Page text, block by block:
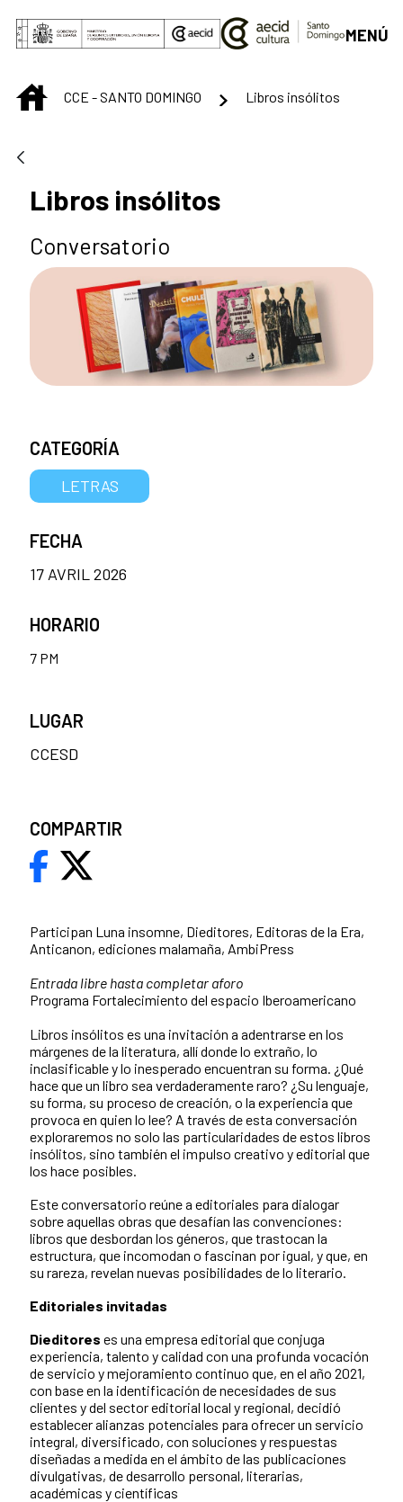
Saut au contenu principal
MENÚ
INICIOCCE - SANTO DOMINGO Libros insólitos
Libros insólitos
Conversatorio
Participan Luna insomne, Dieditores, Editoras de la Era,
Anticanon, ediciones malamaña, AmbiPress
Entrada libre hasta completar aforo
Programa Fortalecimiento del espacio Iberoamericano
Libros insólitos es una invitación a adentrarse en los
márgenes de la literatura, allí donde lo extraño, lo
inclasificable y lo inesperado encuentran su forma. ¿Qué
hace que un libro sea verdaderamente raro? ¿Su lenguaje,
su forma, su proceso de creación, o la experiencia que
provoca en quien lo lee? A través de esta conversación
exploraremos no solo las particularidades de estos libros
insólitos, sino también el impulso creativo y editorial que
los hace posibles.
Este conversatorio reúne a editoriales para dialogar
sobre aquellas obras que desafían las convenciones:
libros que desbordan los géneros, que trastocan la
estructura, que incomodan o fascinan por igual, y que, en
su rareza, revelan nuevas posibilidades de lo literario.
Editoriales invitadas
Dieditores es una empresa editorial que conjuga
experiencia, talento y calidad con una profunda vocación
de servicio y mejoramiento continuo que, en el año 2021,
con base en la identificación de necesidades de sus
clientes y del sector editorial local y regional, decidió
establecer alianzas potenciales para ofrecer un servicio
integral, diversificado, con soluciones y respuestas
diseñadas a medida en el ámbito de las publicaciones
divulgativas, de desarrollo personal, literarias,
académicas y científicas
CATEGORÍA
LETRAS
FECHA
17 AVRIL 2026
HORARIO
7 PM
LUGAR
CCESD
COMPARTIR